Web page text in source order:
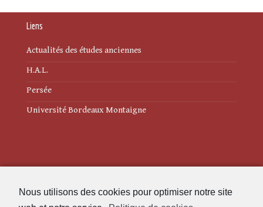
Nous utilisons des cookies pour optimiser notre site
Liens
Actualités des études anciennes
H.A.L.
Persée
Université Bordeaux Montaigne
Politique de cookies (UE)